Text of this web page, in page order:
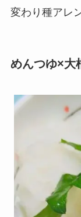
変わり種アレ
めんつゆ×大